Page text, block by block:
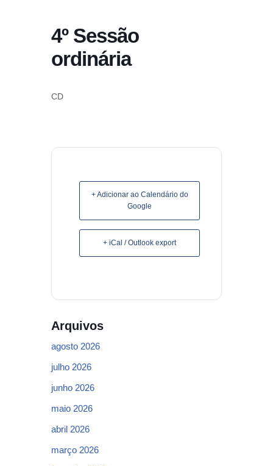
4º Sessão
ordinária
CD
+ Adicionar ao Calendário do
Google
+ iCal / Outlook export
Arquivos
agosto 2026
julho 2026
junho 2026
maio 2026
abril 2026
março 2026